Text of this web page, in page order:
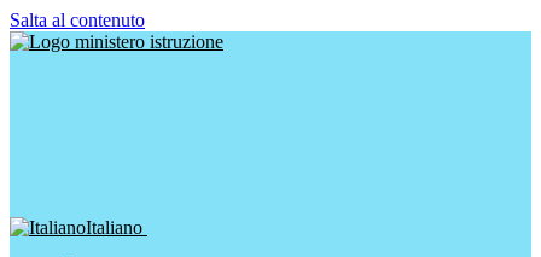
Salta al contenuto
Italiano